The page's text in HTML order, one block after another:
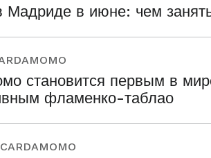
в июне: чем
становится первым в
фламенко-таблао